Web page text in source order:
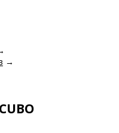
→